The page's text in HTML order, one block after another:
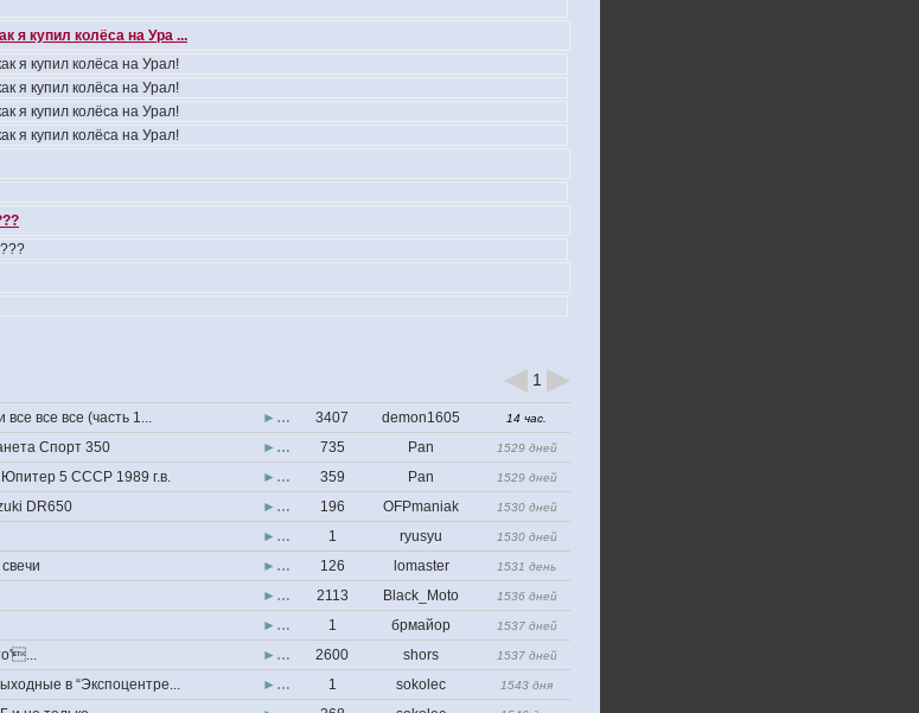
я купил колёса на Ура ...
я купил колёса на Урал!
я купил колёса на Урал!
я купил колёса на Урал!
я купил колёса на Урал!
1
все все (часть 1... ►… 3407 demon1605 14 час.
Спорт 350 ►… 735 Pan 1529 дней
5 СССР 1989 г.в. ►… 359 Pan 1529 дней
DR650 ►… 196 OFPmaniak 1530 дней
►… 1 ryusyu 1530 дней
►… 126 lomaster 1531 день
►… 2113 Black_Moto 1536 дней
►… 1 брмайор 1537 дней
►… 2600 shors 1537 дней
в “Экспоцентре... ►… 1 sokolec 1543 дня